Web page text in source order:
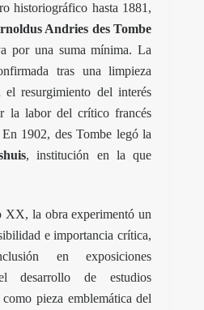
historiográfico hasta 1881,
Andries des Tombe
por una suma mínima. La
tras una limpieza
resurgimiento del interés
la labor del crítico francés
1902, des Tombe legó la
, institución en la que
XX, la obra experimentó un
e importancia crítica,
en exposiciones
desarrollo de estudios
pieza emblemática del